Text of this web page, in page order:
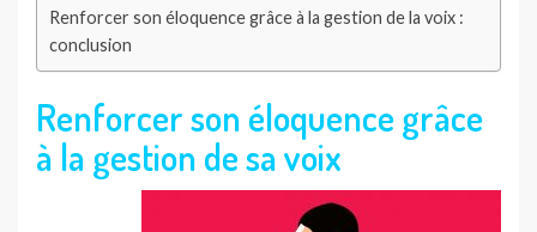
Renforcer son éloquence grâce à la gestion de la voix :
conclusion
Renforcer son éloquence grâce
à la gestion de sa voix